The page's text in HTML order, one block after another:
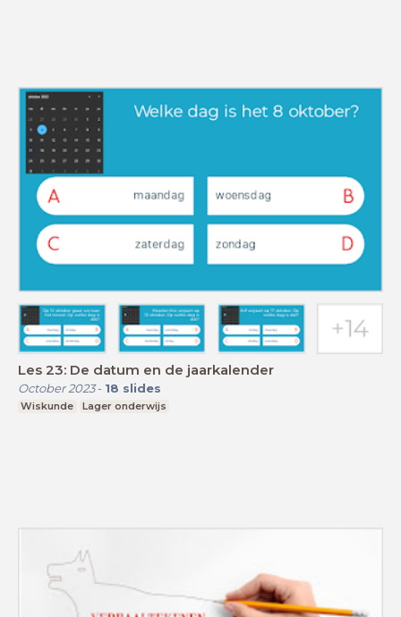
Les 23: De datum en de jaarkalender
October 2023- 18 slides
Wiskunde Lager onderwijs